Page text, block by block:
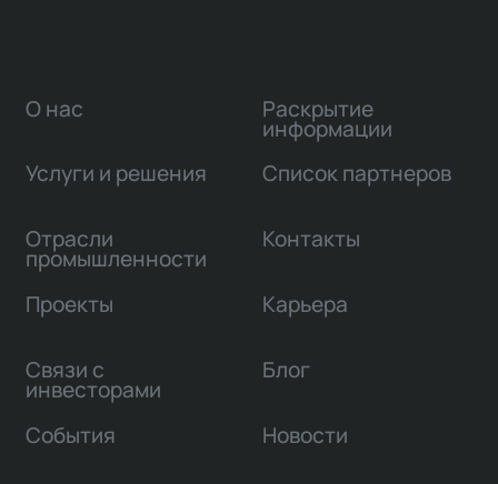
О нас
Услуги и решения
Отрасли
промышленности
Проекты
Связи с
инвесторами
Раскрытие
информации
Список партнеров
Контакты
Карьера
Блог
События Новости